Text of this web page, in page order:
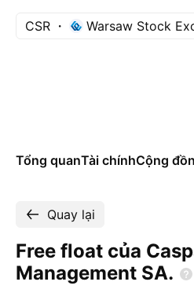
CSR Warsaw Stock
Tổng quanTài chínhCộng
Quay lại
Free float của
Management SA.